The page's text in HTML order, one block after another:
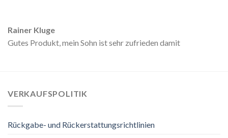
Rainer Kluge
Gutes Produkt, mein Sohn ist sehr zufrieden damit
VERKAUFSPOLITIK
Rückgabe- und Rückerstattungsrichtlinien